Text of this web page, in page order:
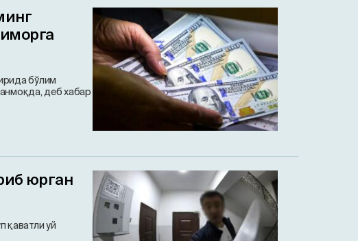
бўлим
деб хабар
юрган
қаватли уй